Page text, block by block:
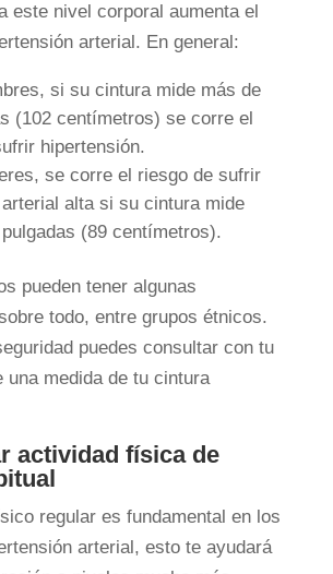
este nivel corporal aumenta el
arterial. En general:
si su cintura mide más de
(102 centímetros) se corre el
hipertensión.
se corre el riesgo de sufrir
alta si su cintura mide
(89 centímetros).
pueden tener algunas
todo, entre grupos étnicos.
puedes consultar con tu
una medida de tu cintura
actividad física de
regular es fundamental en los
arterial, esto te ayudará